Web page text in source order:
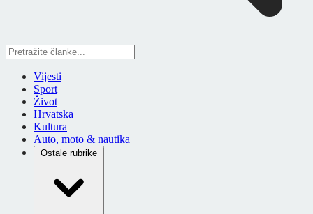
Vijesti
Sport
Život
Hrvatska
Kultura
Auto, moto & nautika
Ostale rubrike